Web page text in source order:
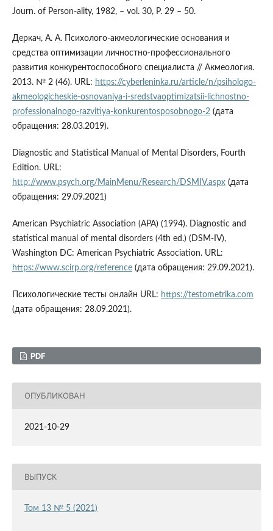
Journ. of Person-ality, 1982, – vol. 30, Р. 29 – 50.
Деркач, А. А. Психолого-акмеологические основания и
средства оптимизации личностно-профессионального
развития конкурентоспособного специалиста // Акмеология.
2013. № 2 (46). URL: https://cyberleninka.ru/article/n/psihologo-
akmeologicheskie-osnovaniya-i-sredstvaoptimizatsii-lichnostno-
professionalnogo-razvitiya-konkurentosposobnogo-2 (дата
обращения: 28.03.2019).
Diagnostic and Statistical Manual of Mental Disorders, Fourth
Edition. URL:
http://www.psych.org/MainMenu/Research/DSMIV.aspx(дата
обращения: 29.09.2021)
American Psychiatric Association (APA) (1994). Diagnostic and
statistical manual of mental disorders (4th ed.) (DSM-IV),
Washington DC: American Psychiatric Association. URL:
https://www.scirp.org/reference(дата обращения: 29.09.2021).
Психологические тесты онлайн URL: https://testometrika.com
(дата обращения: 28.09.2021).
PDF
ОПУБЛИКОВАН
2021-10-29
ВЫПУСК
Том 13 № 5 (2021)